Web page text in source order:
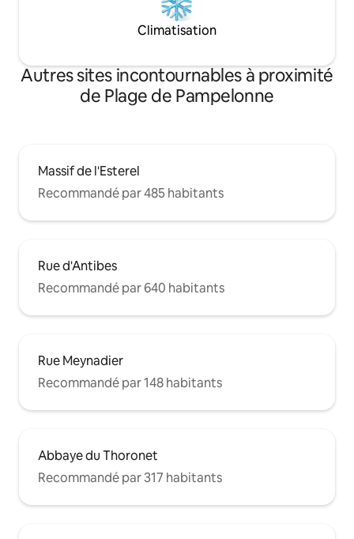
Climatisation
Autres sites incontournables à proximité
de Plage de Pampelonne
Massif de l'Esterel
Recommandé par 485 habitants
Rue d'Antibes
Recommandé par 640 habitants
Rue Meynadier
Recommandé par 148 habitants
Abbaye du Thoronet
Recommandé par 317 habitants